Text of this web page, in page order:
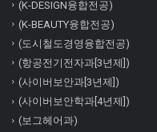
(K-DESIGN융합전공)
(K-BEAUTY융합전공)
(도시철도경영융합전공)
(항공전기전자과[3년제])
(사이버보안과[3년제])
(사이버보안학과[4년제])
(보그헤어과)